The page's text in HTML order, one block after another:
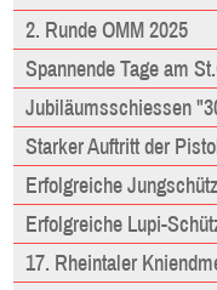
2. Runde OMM 2025
Spannende Tage am
Jubiläumsschiessen
Starker Auftritt der
Erfolgreiche
Erfolgreiche Lupi-
17. Rheintaler